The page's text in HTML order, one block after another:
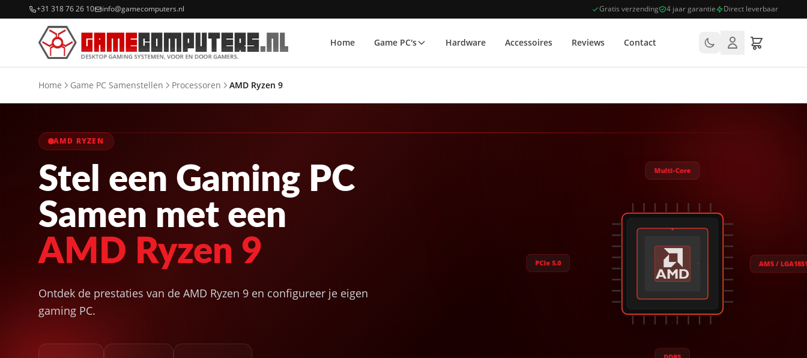
+31 318 76 26 10 info@gamecomputers.nl Gratis verzending 4 jaar garantie Direct leverbaar
Home Game PC's Hardware Accessoires Reviews Contact
Home Game PC Samenstellen Processoren AMD Ryzen 9
AMD RYZEN
Stel een Gaming PC
Samen met een
AMD Ryzen 9
Ontdek de prestaties van de AMD Ryzen 9 en configureer je eigen
gaming PC.
Multi-Core
AM5 /
PCIe 5.0